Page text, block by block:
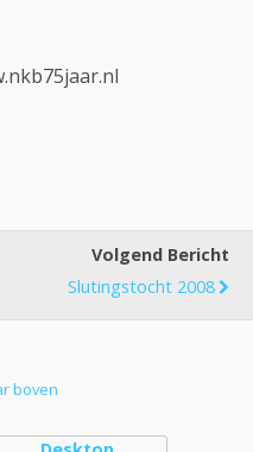
Volgend Bericht
Slutingstocht 2008
boven